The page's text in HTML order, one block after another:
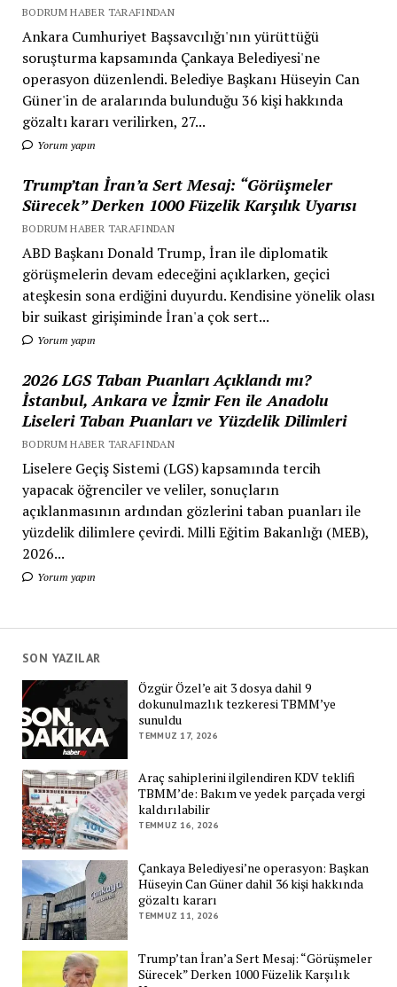
BODRUM HABER TARAFINDAN
Ankara Cumhuriyet Başsavcılığı'nın yürüttüğü
soruşturma kapsamında Çankaya Belediyesi'ne
operasyon düzenlendi. Belediye Başkanı Hüseyin Can
Güner'in de aralarında bulunduğu 36 kişi hakkında
gözaltı kararı verilirken, 27...
Yorum yapın
Trump’tan İran’a Sert Mesaj: “Görüşmeler
Sürecek” Derken 1000 Füzelik Karşılık Uyarısı
BODRUM HABER TARAFINDAN
ABD Başkanı Donald Trump, İran ile diplomatik
görüşmelerin devam edeceğini açıklarken, geçici
ateşkesin sona erdiğini duyurdu. Kendisine yönelik olası
bir suikast girişiminde İran'a çok sert...
Yorum yapın
2026 LGS Taban Puanları Açıklandı mı?
İstanbul, Ankara ve İzmir Fen ile Anadolu
Liseleri Taban Puanları ve Yüzdelik Dilimleri
BODRUM HABER TARAFINDAN
Liselere Geçiş Sistemi (LGS) kapsamında tercih
yapacak öğrenciler ve veliler, sonuçların
açıklanmasının ardından gözlerini taban puanları ile
yüzdelik dilimlere çevirdi. Milli Eğitim Bakanlığı (MEB),
2026...
Yorum yapın
SON YAZILAR
Özgür Özel’e ait 3 dosya dahil 9
dokunulmazlık tezkeresi TBMM’ye
sunuldu
TEMMUZ 17, 2026
Araç sahiplerini ilgilendiren KDV teklifi
TBMM’de: Bakım ve yedek parçada vergi
kaldırılabilir
TEMMUZ 16, 2026
Çankaya Belediyesi’ne operasyon: Başkan
Hüseyin Can Güner dahil 36 kişi hakkında
gözaltı kararı
TEMMUZ 11, 2026
Trump’tan İran’a Sert Mesaj: “Görüşmeler
Sürecek” Derken 1000 Füzelik Karşılık